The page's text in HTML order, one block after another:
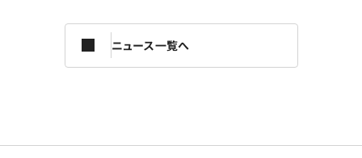
ニュース一覧へ